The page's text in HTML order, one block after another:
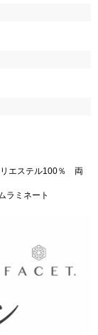
エステル100％ 両
ラミネート